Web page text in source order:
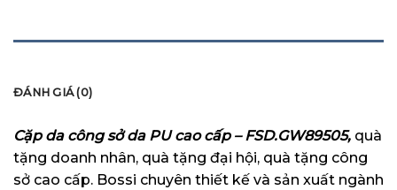
ĐÁNH GIÁ (0)
Cặp da công sở da PU cao cấp – FSD.GW89505, quà
tặng doanh nhân, quà tặng đại hội, quà tặng công
sở cao cấp. Bossi chuyên thiết kế và sản xuất ngành